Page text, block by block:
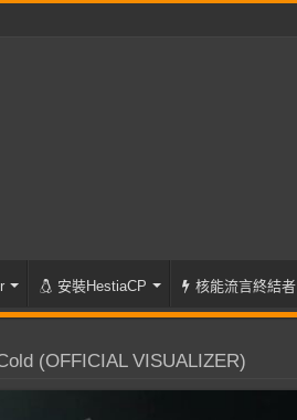
安裝HestiaCP 核能流言終結者
(OFFICIAL VISUALIZER)